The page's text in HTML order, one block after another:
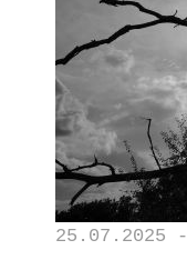
25.07.2025 -